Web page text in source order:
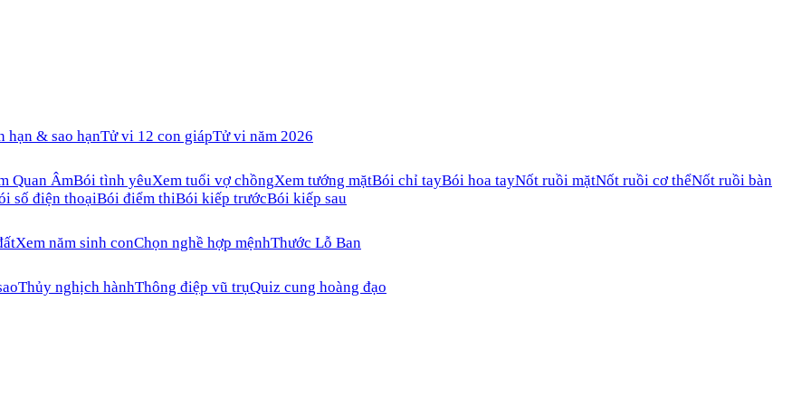
hạn & sao hạnTử vi 12 con giápTử vi năm 2026
Quan ÂmBói tình yêuXem tuổi vợ chồngXem tướng mặtBói chỉ tayBói hoa tayNốt ruồi mặtNốt ruồi cơ thểNốt ruồi bàn
số điện thoạiBói điểm thiBói kiếp trướcBói kiếp sau
Xem năm sinh conChọn nghề hợp mệnhThước Lỗ Ban
Thủy nghịch hànhThông điệp vũ trụQuiz cung hoàng đạo